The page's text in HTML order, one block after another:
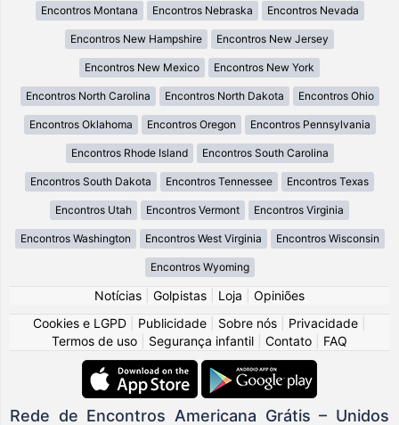
Encontros Montana Encontros Nebraska Encontros Nevada
Encontros New Hampshire Encontros New Jersey
Encontros New Mexico Encontros New York
Encontros North Carolina Encontros North Dakota Encontros Ohio
Encontros Oklahoma Encontros Oregon Encontros Pennsylvania
Encontros Rhode Island Encontros South Carolina
Encontros South Dakota Encontros Tennessee Encontros Texas
Encontros Utah Encontros Vermont Encontros Virginia
Encontros Washington Encontros West Virginia Encontros Wisconsin
Encontros Wyoming
Notícias Golpistas Loja
Opiniões
Cookies e LGPD
Publicidade Sobre nós Privacidade
Termos de uso
Segurança infantil Contato FAQ
Rede de Encontros Americana Grátis – Unidos